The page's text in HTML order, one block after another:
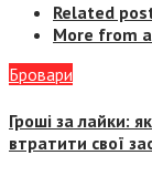
Related
More from
Бровари
Гроші за лайки:
втратити свої